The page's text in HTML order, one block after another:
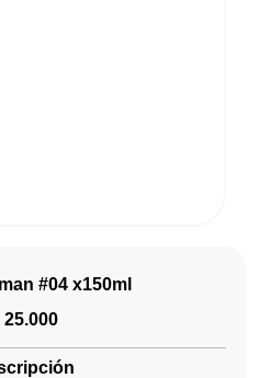
#04 x150ml
25.000